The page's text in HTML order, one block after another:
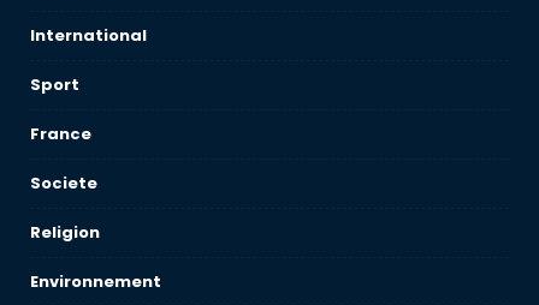
International
Sport
France
Societe
Religion
Environnement